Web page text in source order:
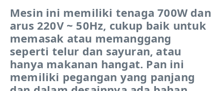
Mesin ini memiliki tenaga 700W dan
arus 220V ~ 50Hz, cukup baik untuk
memasak atau memanggang
seperti telur dan sayuran, atau
hanya makanan hangat. Pan ini
memiliki pegangan yang panjang